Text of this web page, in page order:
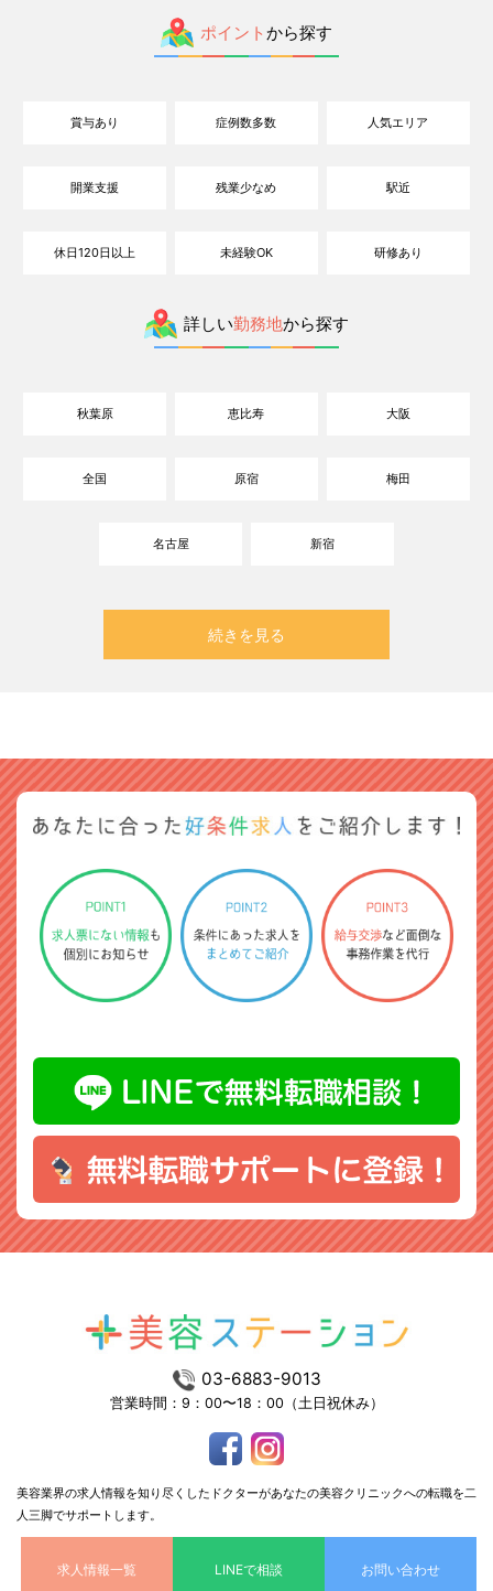
ポイントから探す
賞与あり 症例数多数 人気エリア
開業支援 残業少なめ 駅近
休日120日以上 未経験OK 研修あり
詳しい勤務地から探す
秋葉原 恵比寿 大阪
全国 原宿 梅田
名古屋 新宿
続きを見る
03-6883-9013
営業時間：9：00〜18：00（土日祝休み）
美容業界の求人情報を知り尽くしたドクターがあなたの美容クリニックへの転職を二
人三脚でサポートします。
求人情報一覧 LINEで相談 お問い合わせ